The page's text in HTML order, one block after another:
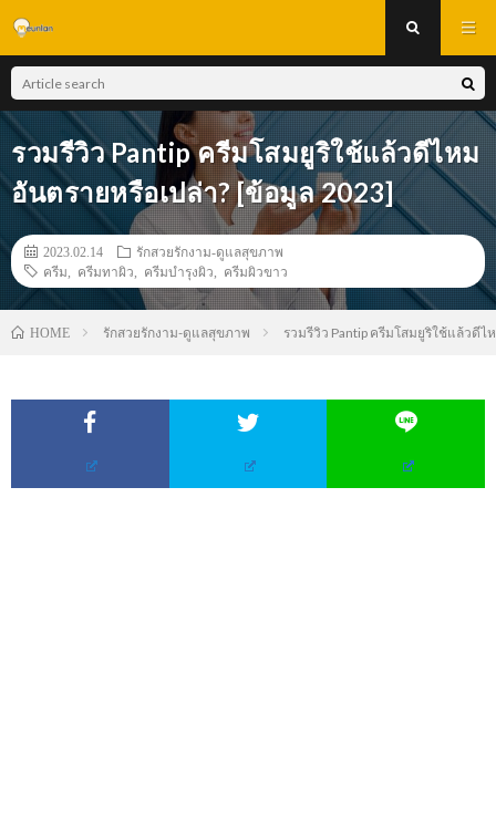
รวมรีวิว Pantip ครีมโสมยูริใช้แล้วดีไหม
อันตรายหรือเปล่า? [ข้อมูล 2023]
2023.02.14
รักสวยรักงาม-ดูแลสุขภาพ
ครีม
ครีมทาผิว ครีมบำรุงผิว ครีมผิวขาว
HOME รักสวยรักงาม-ดูแลสุขภาพ รวมรีวิว Pantip ครีมโสมยูริใช้แล้วดี